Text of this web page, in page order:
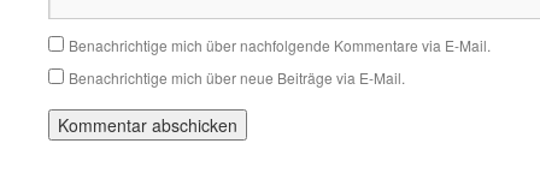
Benachrichtige mich über nachfolgende Kommentare via E-Mail.
Benachrichtige mich über neue Beiträge via E-Mail.